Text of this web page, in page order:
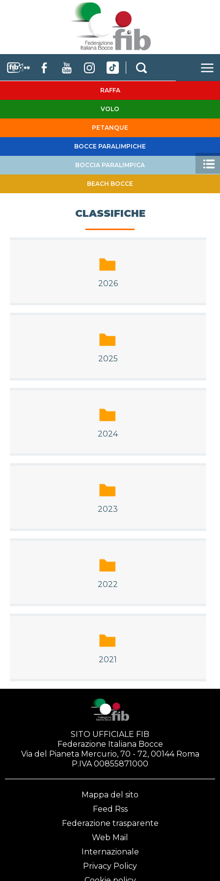
RAFFA
VOLO
PETANQUE
BOCCE PARALIMPICHE
BOCCIA PARALIMPICA
BEACH BOCCE
CLASSIFICHE
2026
2025
2024
2023
2022
2021
SITO UFFICIALE FIB
Federazione Italiana Bocce
Via del Pianeta Mercurio, 70 - 72, 00144 Roma
P.IVA 00855871000
Mappa del sito
Feed Rss
Federazione trasparente
Web Mail
Internazionale
Privacy Policy